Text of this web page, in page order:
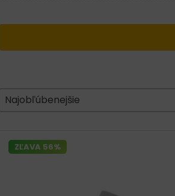
Zoradenie produktov
Sort content
Najobľúbenejšie
Sort content
ZĽAVA 56%